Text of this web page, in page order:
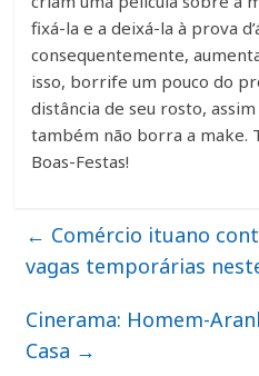
fixá-la e a deixá-la à prova
consequentemente,
isso, borrife um pouco do
distância de seu rosto,
também não borra a make.
Boas-Festas!
← Comércio ituano
vagas temporárias
Cinerama: Homem-
Casa →